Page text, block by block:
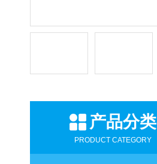
产品分类
PRODUCT CATEGORY